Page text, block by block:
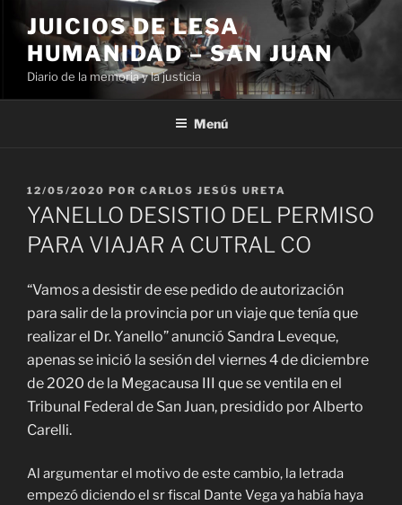
contenido
JUICIOS DE LESA
HUMANIDAD – SAN JUAN
Diario de la memoria y la justicia
Menú
PUBLICADO
EL
12/05/2020 POR CARLOS JESÚS URETA
YANELLO DESISTIO DEL PERMISO
PARA VIAJAR A CUTRAL CO
“Vamos a desistir de ese pedido de autorización
para salir de la provincia por un viaje que tenía que
realizar el Dr. Yanello” anunció Sandra Leveque,
apenas se inició la sesión del viernes 4 de diciembre
de 2020 de la Megacausa III que se ventila en el
Tribunal Federal de San Juan, presidido por Alberto
Carelli.
Al argumentar el motivo de este cambio, la letrada
empezó diciendo el sr fiscal Dante Vega ya había haya